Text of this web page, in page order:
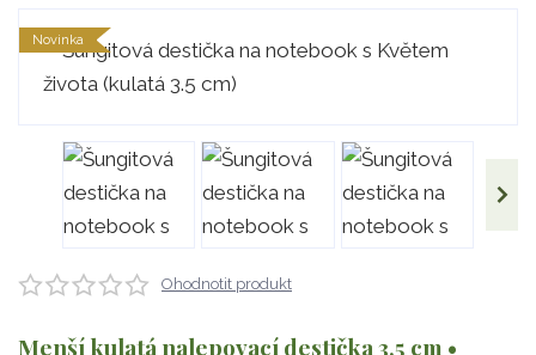
Novinka
Ohodnotit produkt
Menší kulatá nalepovací destička 3,5 cm •